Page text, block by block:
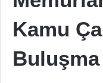
Kamu
Buluşma